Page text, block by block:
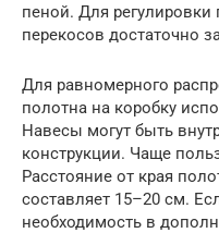
пеной. Для
перекосов достаточно
Для равномерного
полотна на коробку
Навесы могут быть
конструкции. Чаще
Расстояние от края
составляет 15–20 см.
необходимость в